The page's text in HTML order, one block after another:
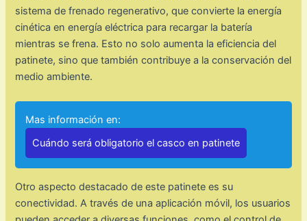
sistema de frenado regenerativo, que convierte la energía
cinética en energía eléctrica para recargar la batería
mientras se frena. Esto no solo aumenta la eficiencia del
patinete, sino que también contribuye a la conservación del
medio ambiente.
Mas información en:
Cuándo será obligatorio el casco en patinete
Otro aspecto destacado de este patinete es su
conectividad. A través de una aplicación móvil, los usuarios